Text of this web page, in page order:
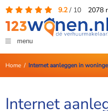
9.2/ 10 2078
menu
Home/ Internet aanleggen in
Internet